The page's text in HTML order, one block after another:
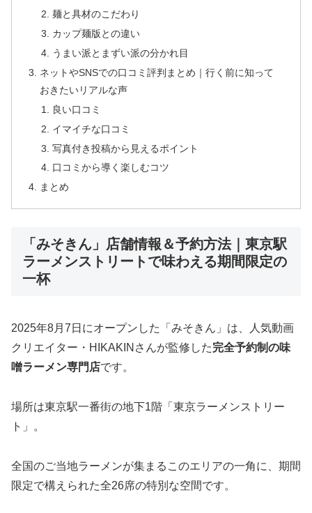
麺と具材のこだわり
カップ麺版との違い
うまい派とまずい派の分かれ目
ネットやSNSでの口コミ評判まとめ｜行く前に知って
おきたいリアルな声
良い口コミ
イマイチな口コミ
写真付き投稿から見えるポイント
口コミから導く楽しむコツ
まとめ
「みそきん」店舗情報＆予約方法｜東京駅
ラーメンストリートで味わえる期間限定の
一杯
2025年8月7日にオープンした「みそきん」は、人気動画
クリエイター・HIKAKINさんが監修した完全予約制の味
噌ラーメン専門店です。
場所は東京駅一番街の地下1階「東京ラーメンストリー
ト」。
全国のご当地ラーメンが集まるこのエリアの一角に、期間
限定で構えられた全26席の特別な空間です。